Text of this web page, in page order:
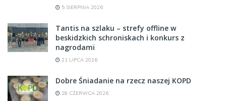
5 SIERPNIA 2026
Tantis na szlaku – strefy offline w
beskidzkich schroniskach i konkurs z
nagrodami
21 LIPCA 2026
Dobre Śniadanie na rzecz naszej KOPD
28 CZERWCA 2026